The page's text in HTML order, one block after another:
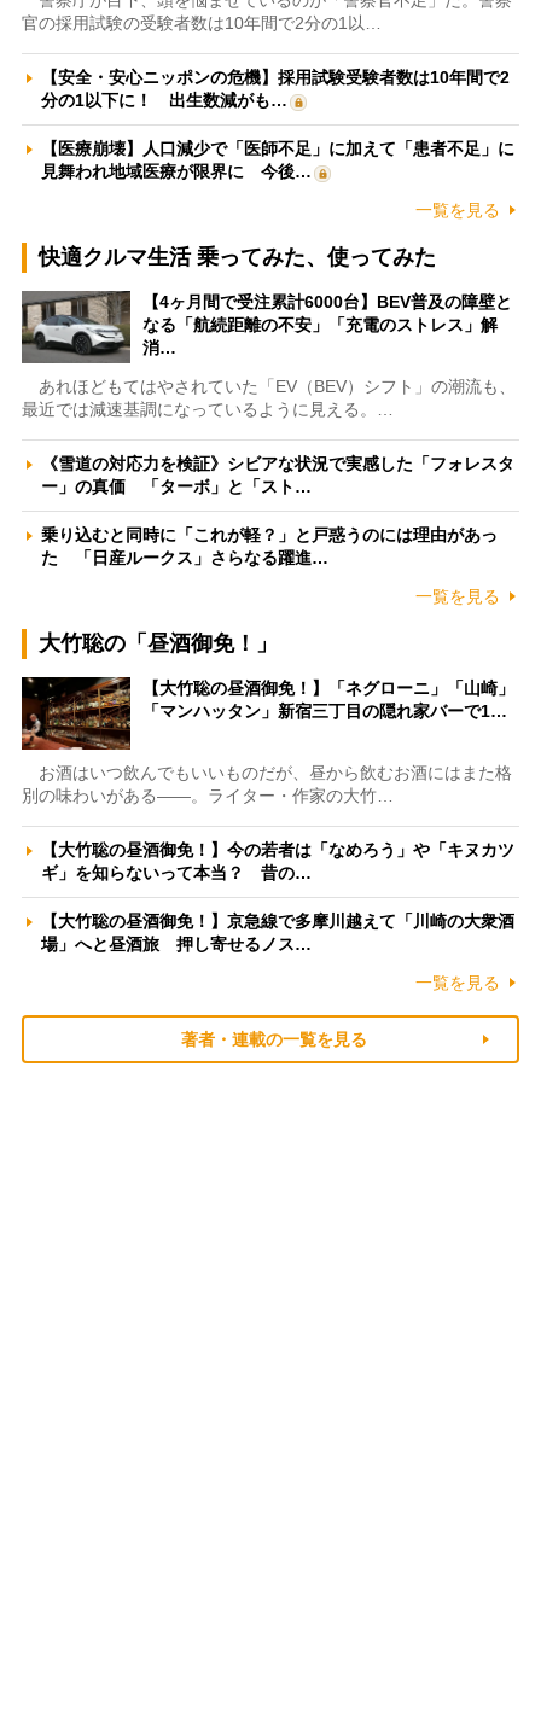
官の採用試験の受験者数は10年間で2分の1以…
【安全・安心ニッポンの危機】採用試験受験者数は10年間で2
分の1以下に！ 出生数減がも…
【医療崩壊】人口減少で「医師不足」に加えて「患者不足」に
見舞われ地域医療が限界に 今後…
一覧を見る
快適クルマ生活 乗ってみた、使ってみた
【4ヶ月間で受注累計6000台】BEV普及の障壁と
なる「航続距離の不安」「充電のストレス」解
消…
あれほどもてはやされていた「EV（BEV）シフト」の潮流も、
最近では減速基調になっているように見える。…
《雪道の対応力を検証》シビアな状況で実感した「フォレスタ
ー」の真価 「ターボ」と「スト…
乗り込むと同時に「これが軽？」と戸惑うのには理由があっ
た 「日産ルークス」さらなる躍進…
一覧を見る
大竹聡の「昼酒御免！」
【大竹聡の昼酒御免！】「ネグローニ」「山崎」
「マンハッタン」新宿三丁目の隠れ家バーで1…
お酒はいつ飲んでもいいものだが、昼から飲むお酒にはまた格
別の味わいがある――。ライター・作家の大竹…
【大竹聡の昼酒御免！】今の若者は「なめろう」や「キヌカツ
ギ」を知らないって本当？ 昔の…
【大竹聡の昼酒御免！】京急線で多摩川越えて「川崎の大衆酒
場」へと昼酒旅 押し寄せるノス…
一覧を見る
著者・連載の一覧を見る